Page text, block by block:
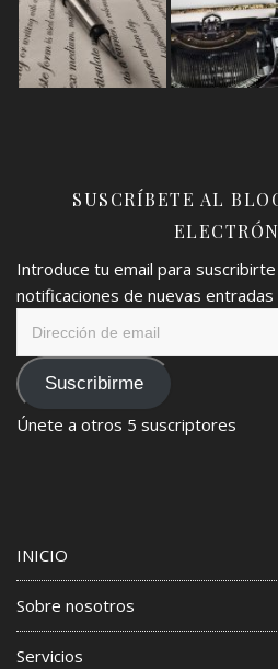
SUSCRÍBETE AL
Introduce tu email para
notificaciones de nuevas entradas
emailSuscribirme
Únete a otros 5 suscriptores
INICIO
Sobre nosotros
Servicios